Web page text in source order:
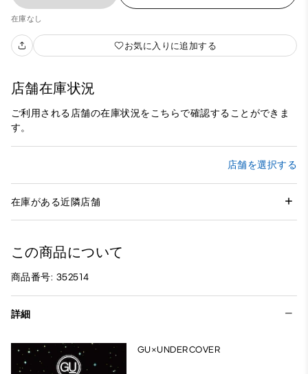
在庫なし
お気に入りに追加する
店舗在庫状況
ご利用される店舗の在庫状況をこちらで確認することができま
す。
店舗を選択する
在庫がある近隣店舗
この商品について
商品番号: 352514
詳細
GU×UNDERCOVER